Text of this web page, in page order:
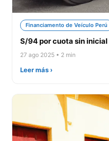
Financiamento de Veículo Perú
S/94 por cuota sin inicial
27 ago 2025 • 2 min
Leer más ›